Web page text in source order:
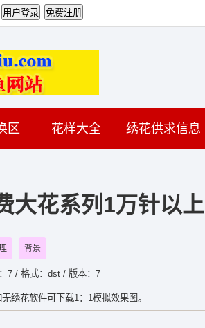
区 花样大全 绣花供求信息
大花系列1万针以上
背景
7 / 格式：dst / 版本：7
绣花软件可下载1：1模拟效果图。